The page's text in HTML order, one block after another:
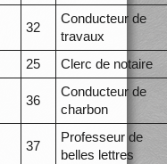
32
Conducteur de
travaux
25
Clerc de notaire
36
Conducteur de
charbon
37
Professeur de
belles lettres